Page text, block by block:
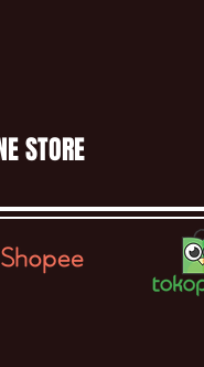
STORE